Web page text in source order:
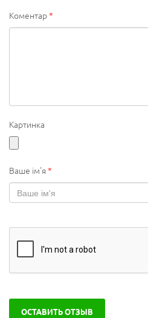
Коментар*
Картинка
Ваше ім'я*
ОСТАВИТЬ ОТЗЫВ